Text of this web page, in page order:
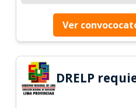
Ver
DRELP